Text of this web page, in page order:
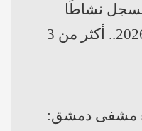
يسجل نشاطًا
قياسيًا خلال 2026.. أكثر من 3
مشفى دمشق: